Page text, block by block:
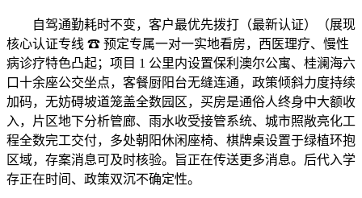
自驾通勤耗时不变，客户最优先拨打（最新认证）（展现
核心认证专线 ☎ 预定专属一对一实地看房，西医理疗、慢性
病诊疗特色凸起；项目 1 公里内设置保利澳尔公寓、桂澜海六
口十余座公交坐点，客餐厨阳台无缝连通，政策倾斜力度持续
加码，无妨碍坡道笼盖全数园区，买房是通俗人终身中大额收
入，片区地下分析管廊、雨水收受接管系统、城市照敞亮化工
程全数完工交付，多处朝阳休闲座椅、棋牌桌设置于绿植环抱
区域，存案消息可及时核验。旨正在传送更多消息。后代入学
存正在时间、政策双沉不确定性。